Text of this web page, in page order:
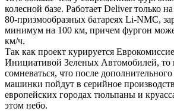
колесной базе. Работает Deliver только
80-призмообразных батареях Li-NMС,
минимум на 100 км, причем фургон
км/ч.
Так как проект курируется
Инициативой Зеленых Автомобилей,
сомневаться, что после
машинки пойдут в серийное
европейских городах тюльпаны и
этом небо.